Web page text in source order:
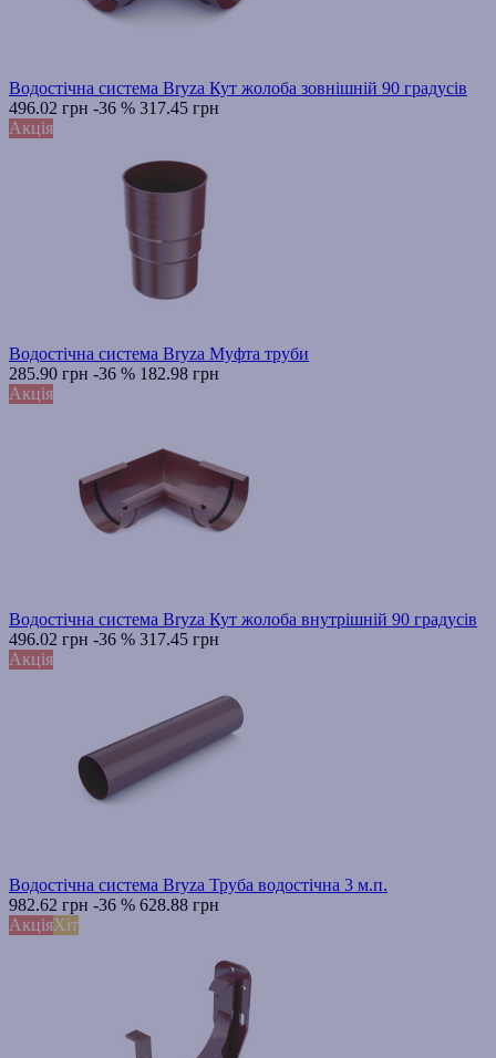
Водостічна система Bryza Кут жолоба зовнішній 90 градусів
496.02 грн -36 % 317.45 грн
Акція
Водостічна система Bryza Муфта труби
285.90 грн -36 % 182.98 грн
Акція
Водостічна система Bryza Кут жолоба внутрішній 90 градусів
496.02 грн -36 % 317.45 грн
Акція
Водостічна система Bryza Труба водостічна 3 м.п.
982.62 грн -36 % 628.88 грн
АкціяХіт